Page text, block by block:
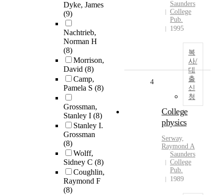
Dyke, James
(9)
Nachtrieb,
Norman H
(8)
Morrison,
David (8)
Camp,
Pamela S (8)
Grossman,
Stanley I (8)
Stanley I.
Grossman
(8)
Wolff,
Sidney C (8)
Coughlin,
Raymond F
(8)
Saunders
College
Pub.
1995
복
사/
대
출
신
청
4
College
physics
Serway,
Raymond A
Saunders
College
Pub.
1989